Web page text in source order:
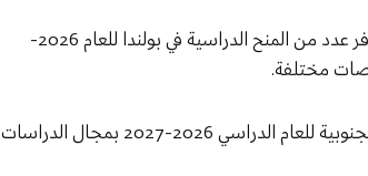
أعلنت وزارة التربية والتعليم العالي، اليوم الثلاثاء، عن توفر عدد من المنح الدراسية في بولندا للعام 2026-
كما أعلنت الوزارة عن توفر ثلاث منح دراسية في كوريا الجنوبية للعام الدراسي 2026-2027 بمجال الدراسات